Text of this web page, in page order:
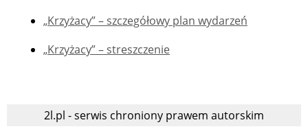
„Krzyżacy” – szczegółowy plan wydarzeń
„Krzyżacy” – streszczenie
2l.pl - serwis chroniony prawem autorskim